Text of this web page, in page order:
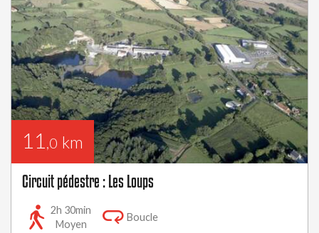
11 ,0 km
Circuit pédestre : Les Loups
2h 30min
Moyen
Boucle